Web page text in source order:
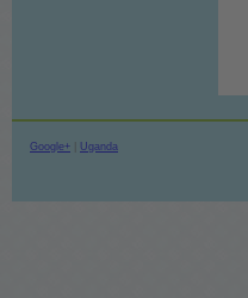
Google+ Uganda